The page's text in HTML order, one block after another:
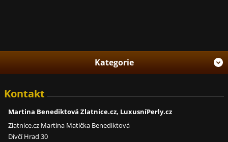
Kategorie
Kontakt
Martina Benediktová Zlatnice.cz, LuxusníPerly.cz
Zlatnice.cz Martina Matička Benediktová
Dívčí Hrad 30